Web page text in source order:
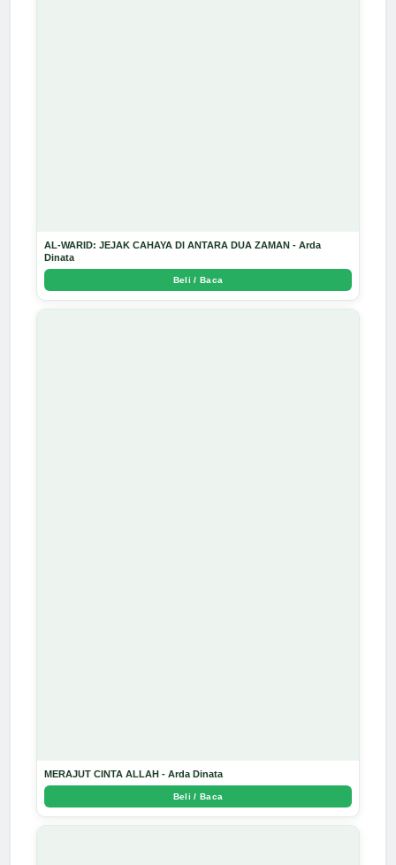
AL-WARID: JEJAK CAHAYA DI ANTARA DUA ZAMAN - Arda
Dinata
Beli / Baca
MERAJUT CINTA ALLAH - Arda Dinata
Beli / Baca